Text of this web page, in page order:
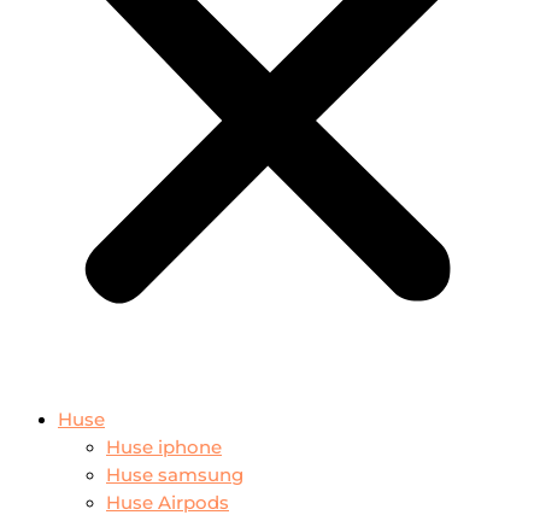
Huse
Huse iphone
Huse samsung
Huse Airpods